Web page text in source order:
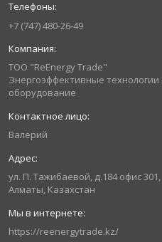
+7 (747) 480-26-49
ТОО "ReEnergy Trade"
Энергоэффективные технологии
оборудование
Валерий
ул. П. Тажибаевой, д.184 офис 301,
Алматы, Казахстан
https://reenergytrade.kz/